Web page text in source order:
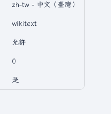
zh-tw - 中文（臺灣）
wikitext
允許
0
是